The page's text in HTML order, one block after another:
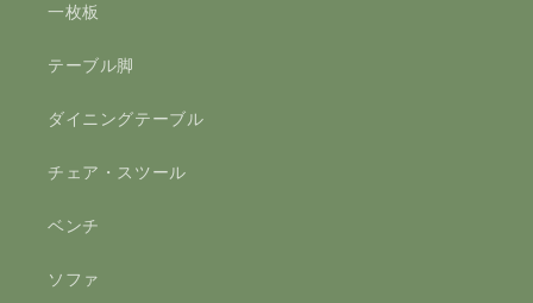
一枚板
テーブル脚
ダイニングテーブル
チェア・スツール
ベンチ
ソファ